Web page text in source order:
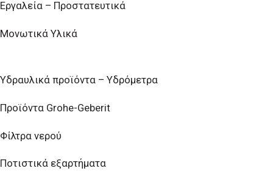
Εργαλεία – Προστατευτικά
Μονωτικά Υλικά
Υδραυλικά προϊόντα – Υδρόμετρα
Προϊόντα Grohe-Geberit
Φίλτρα νερού
Ποτιστικά εξαρτήματα